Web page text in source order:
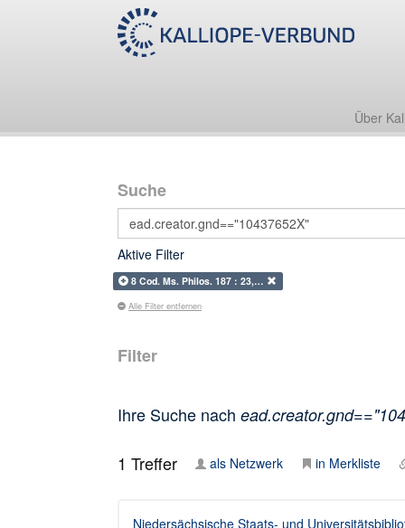
Über
Suche
Aktive Filter
8 Cod. Ms. Philos. 187 : 23,…
Alle Filter entfernen
Filter
Ihre Suche nach
1 Treffer als Netzwerk in Merkliste
Niedersächsische Staats- und